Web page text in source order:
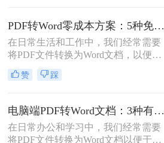
怎么转word简历的技巧就显得至关重
要。直接复制粘贴不仅会打乱排版，
还可能丢失关键信息。
PDF转Word零成本方案：5种免费路径的适用边界和效果评估！
在日常生活和工作中，我们经常需要
将PDF文件转换为Word文档，以便进
行编辑、修改或进一步处理。然而，
市面上许多PDF转Word工具都需要付
钱呢？本文将介绍几种不花钱的常用
方法，帮助您轻松实现PDF到Word的
转换。
赞 踩
电脑端PDF转Word文档：3种有效方法的具体操作步骤！
在日常办公和学习中，我们经常需要
将PDF文件转换为Word文档以便于编